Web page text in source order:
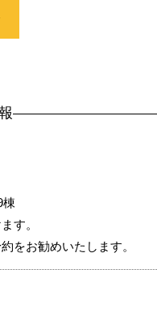
棟
す。
をお勧めいたします。